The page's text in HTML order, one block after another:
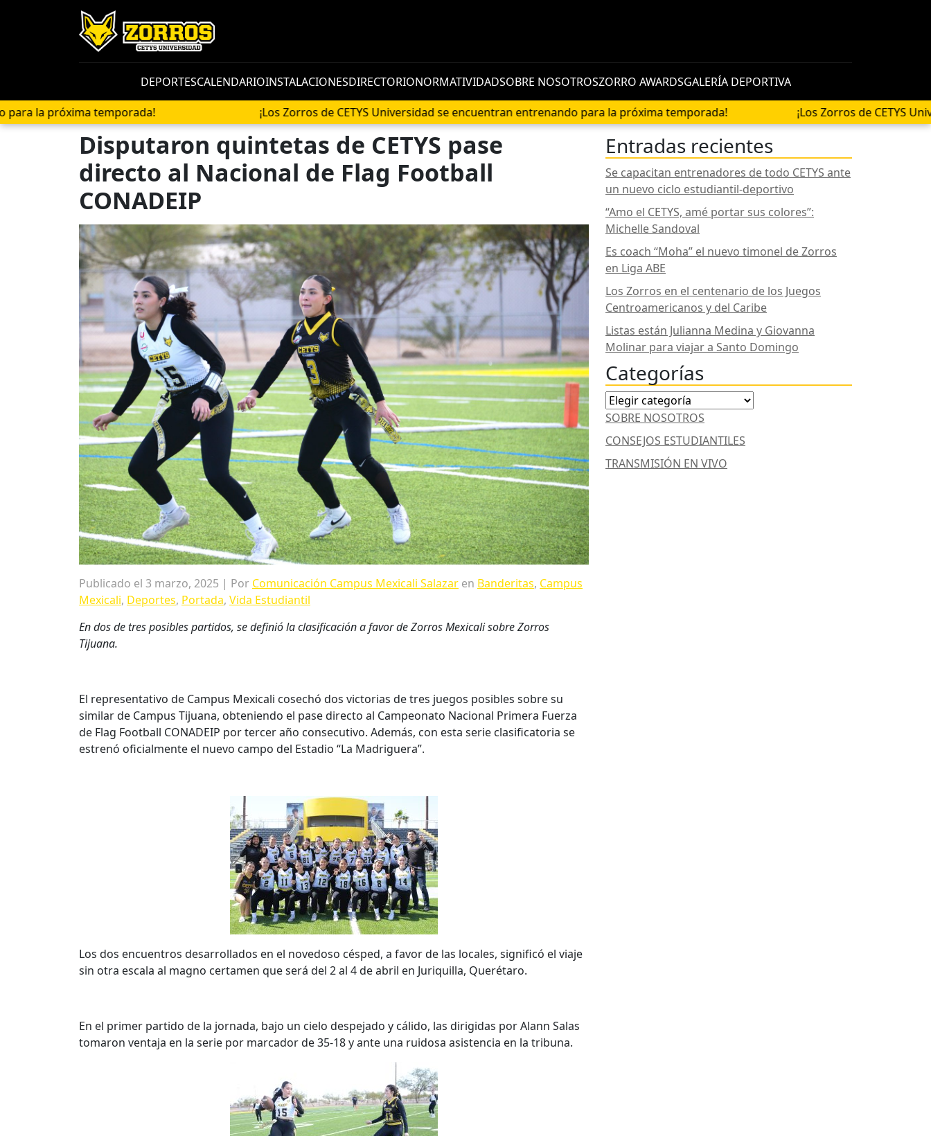
DEPORTESCALENDARIOINSTALACIONESDIRECTORIONORMATIVIDADSOBRE NOSOTROSZORRO AWARDSGALERÍA DEPORTIVA
temporada!
¡Los Zorros de CETYS Universidad se encuentran entrenando para la próxima temporada! ¡Los Zorros de CETYS Universidad
Disputaron quintetas de CETYS pase
directo al Nacional de Flag Football
CONADEIP
Publicado el 3 marzo, 2025 | Por Comunicación Campus Mexicali Salazar en Banderitas, Campus
Mexicali, Deportes, Portada, Vida Estudiantil
En dos de tres posibles partidos, se definió la clasificación a favor de Zorros Mexicali sobre Zorros
Tijuana.
El representativo de Campus Mexicali cosechó dos victorias de tres juegos posibles sobre su
similar de Campus Tijuana, obteniendo el pase directo al Campeonato Nacional Primera Fuerza
de Flag Football CONADEIP por tercer año consecutivo. Además, con esta serie clasificatoria se
estrenó oficialmente el nuevo campo del Estadio “La Madriguera”.
Los dos encuentros desarrollados en el novedoso césped, a favor de las locales, significó el viaje
sin otra escala al magno certamen que será del 2 al 4 de abril en Juriquilla, Querétaro.
En el primer partido de la jornada, bajo un cielo despejado y cálido, las dirigidas por Alann Salas
tomaron ventaja en la serie por marcador de 35-18 y ante una ruidosa asistencia en la tribuna.
Entradas recientes
Se capacitan entrenadores de todo CETYS ante
un nuevo ciclo estudiantil-deportivo
“Amo el CETYS, amé portar sus colores”:
Michelle Sandoval
Es coach “Moha” el nuevo timonel de Zorros
en Liga ABE
Los Zorros en el centenario de los Juegos
Centroamericanos y del Caribe
Listas están Julianna Medina y Giovanna
Molinar para viajar a Santo Domingo
Categorías
Categorías
SOBRE NOSOTROS
CONSEJOS ESTUDIANTILES
TRANSMISIÓN EN VIVO